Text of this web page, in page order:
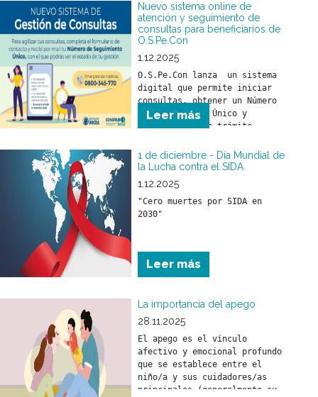
Nuevo sistema online de
atención y seguimiento de
consultas para beneficiarios de
O.S.Pe.Con
1.12.2025
O.S.Pe.Con lanza  un sistema
digital que permite iniciar
consultas, obtener un Número
de Seguimiento Único y
monitorear cada trámite
transparencia y mejor
atención para todos los
Leer más
1 de diciembre - Día Mundial de
la Lucha contra el SIDA
1.12.2025
"Cero muertes por SIDA en
2030"
Leer más
La importancia del apego
28.11.2025
El apego es el vínculo
afectivo y emocional profundo
que se establece entre el
niño/a y sus cuidadores/as
principales (generalmente su